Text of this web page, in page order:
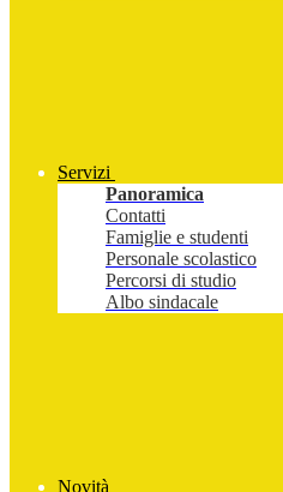
Servizi
Panoramica
Contatti
Famiglie e studenti
Personale scolastico
Percorsi di studio
Albo sindacale
Novità